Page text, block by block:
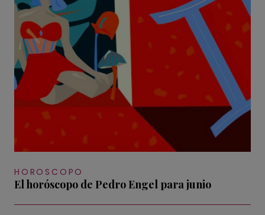
HOROSCOPO
El horóscopo de Pedro Engel para junio